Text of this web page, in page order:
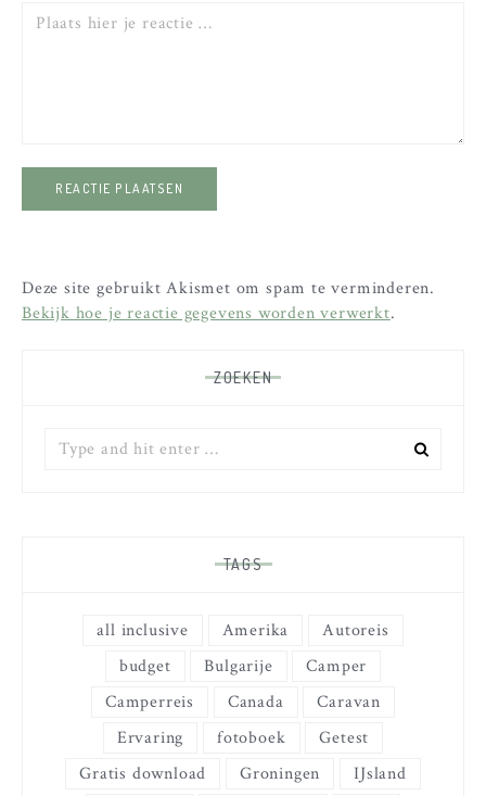
Reactie
Deze site gebruikt Akismet om spam te verminderen.
Bekijk hoe je reactie gegevens worden verwerkt.
ZOEKEN
TAGS
all inclusive Amerika
Autoreis
budget
Bulgarije
Camper
Camperreis
Canada
Caravan
Ervaring
fotoboek
Getest
Gratis download
Groningen
IJsland